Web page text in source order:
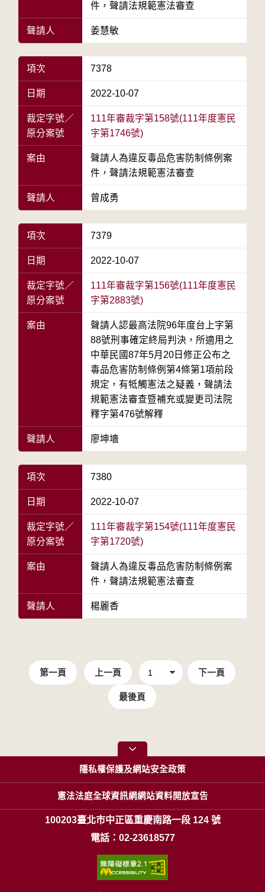
件，聲請法規範憲法審查
聲請人 姜慧敏
項次 7378
日期 2022-10-07
裁定字號／
原分案號
111年審裁字第158號(111年度憲民
字第1746號)
案由
聲請人為違反毒品危害防制條例案
件，聲請法規範憲法審查
聲請人 曾成勇
項次 7379
日期 2022-10-07
裁定字號／
原分案號
111年審裁字第156號(111年度憲民
字第2883號)
案由
聲請人認最高法院96年度台上字第
88號刑事確定終局判決，所適用之
中華民國87年5月20日修正公布之
毒品危害防制條例第4條第1項前段
規定，有牴觸憲法之疑義，聲請法
規範憲法審查暨補充或變更司法院
釋字第476號解釋
聲請人 廖坤墻
項次 7380
日期 2022-10-07
裁定字號／
原分案號
111年審裁字第154號(111年度憲民
字第1720號)
案由
聲請人為違反毒品危害防制條例案
件，聲請法規範憲法審查
聲請人 楊麗香
第一頁 上一頁 下一頁
最後頁
隱私權保護及網站安全政策
憲法法庭全球資訊網網站資料開放宣告
100203臺北市中正區重慶南路一段 124 號
電話：02-23618577